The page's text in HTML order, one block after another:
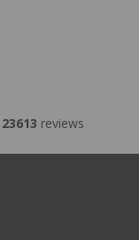
aanpassen
23613 reviews